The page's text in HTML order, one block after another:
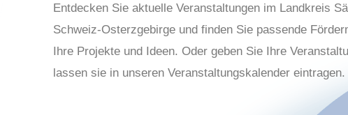
Entdecken Sie aktuelle Veranstaltungen im Landkreis
Schweiz-Osterzgebirge und finden Sie passende
Ihre Projekte und Ideen. Oder geben Sie Ihre
lassen sie in unseren Veranstaltungskalender eintragen.